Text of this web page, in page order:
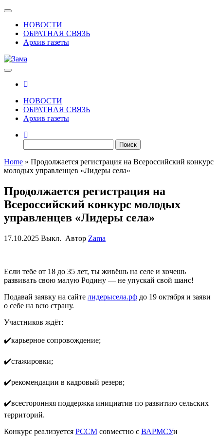
Skip
content
Показать/
Скрыть
навигацию
НОВОСТИ
ОБРАТНАЯ СВЯЗЬ
Архив газеты
НОВОСТИ
ОБРАТНАЯ СВЯЗЬ
Архив газеты
Home » Продолжается регистрация на Всероссийский конкурс
молодых управленцев «Лидеры села»
Продолжается регистрация на
Всероссийский конкурс молодых
управленцев «Лидеры села»
17.10.2025 Выкл. Автор Zama
Если тебе от 18 до 35 лет, ты живёшь на селе и хочешь
развивать свою малую Родину — не упускай свой шанс!
Подавай заявку на сайте лидерысела.рф до 19 октября и заяви
о себе на всю страну.
Участников ждёт:
✔карьерное сопровождение;
✔стажировки;
✔рекомендации в кадровый резерв;
✔всесторонняя поддержка инициатив по развитию сельских
территорий.
Конкурс реализуется РССМ совместно с ВАРМСУи